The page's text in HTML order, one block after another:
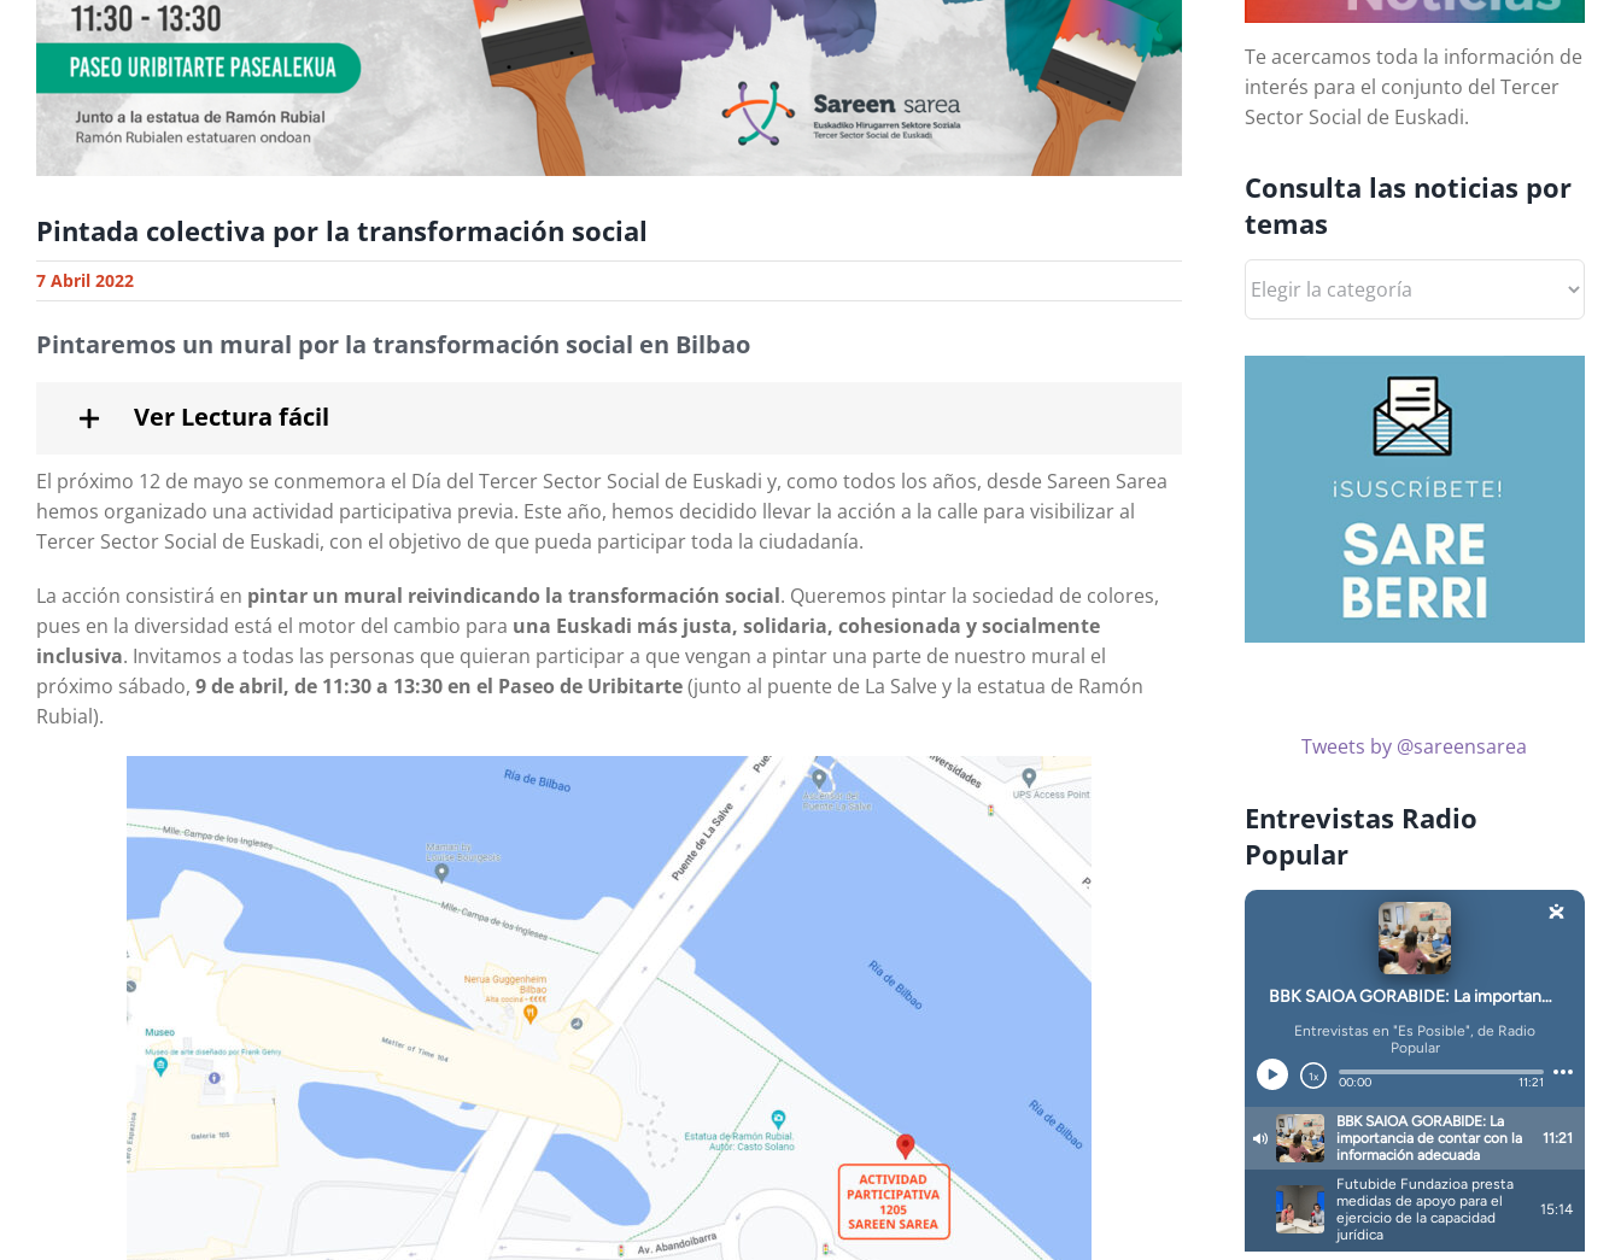
Pintada colectiva por la transformación social
7 Abril 2022
Pintaremos un mural por la transformación social en Bilbao
Ver Lectura fácil
El próximo 12 de mayo se conmemora el Día del Tercer Sector Social de Euskadi y, como todos los años, desde Sareen Sarea
hemos organizado una actividad participativa previa. Este año, hemos decidido llevar la acción a la calle para visibilizar al
Tercer Sector Social de Euskadi, con el objetivo de que pueda participar toda la ciudadanía.
La acción consistirá en pintar un mural reivindicando la transformación social. Queremos pintar la sociedad de colores,
pues en la diversidad está el motor del cambio para una Euskadi más justa, solidaria, cohesionada y socialmente
inclusiva. Invitamos a todas las personas que quieran participar a que vengan a pintar una parte de nuestro mural el
próximo sábado, 9 de abril, de 11:30 a 13:30 en el Paseo de Uribitarte(junto al puente de La Salve y la estatua de Ramón
Rubial).
Te acercamos toda la información de
interés para el conjunto del Tercer
Sector Social de Euskadi.
Consulta las noticias por
temas
las
por
Tweets by @sareensarea
Entrevistas Radio
Popular